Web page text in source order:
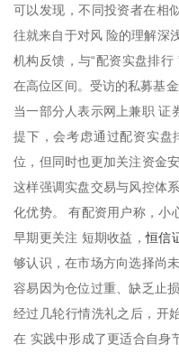
可以发现，不同投资者在相
往就来自于对风 险的理解深
机构反馈，与“配资实盘排
在高位区间。受访的私募基
当一部分人表示网上兼职 证
提下，会考虑通过配资实盘
位，但同时也更加关注资金
这样强调实盘交易与风控体
化优势。 有配资用户称，小
早期更关注 短期收益，恒信
够认识，在市场方向选择尚
容易因为仓位过重、缺乏止
经过几轮行情洗礼之后，开
在 实践中形成了更适合自身